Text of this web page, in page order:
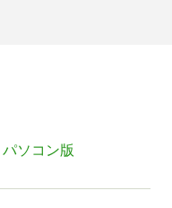
パソコン版